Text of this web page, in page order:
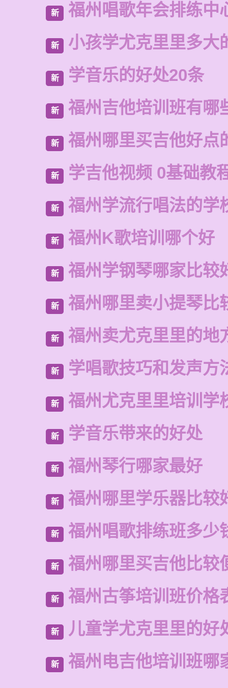
新 福州唱歌年会排练中
新 小孩学尤克里里多大
新 学音乐的好处20条
新 福州吉他培训班有哪
新 福州哪里买吉他好点
新 学吉他视频 0基础教
新 福州学流行唱法的学
新 福州K歌培训哪个好
新 福州学钢琴哪家比较
新 福州哪里卖小提琴比
新 福州卖尤克里里的地
新 学唱歌技巧和发声方
新 福州尤克里里培训学
新 学音乐带来的好处
新 福州琴行哪家最好
新 福州哪里学乐器比较
新 福州唱歌排练班多少
新 福州哪里买吉他比较
新 福州古筝培训班价格
新 儿童学尤克里里的好
新 福州电吉他培训班哪